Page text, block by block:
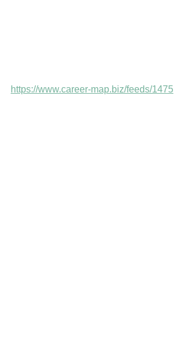
https://www.career-map.biz/feeds/1475